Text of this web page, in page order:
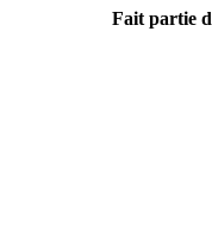
Fait partie